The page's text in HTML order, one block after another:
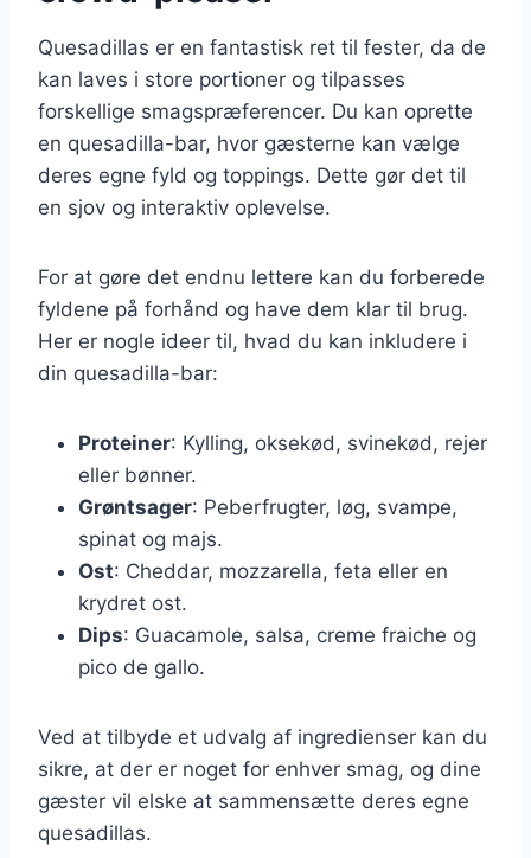
Quesadillas er en fantastisk ret til fester, da de
kan laves i store portioner og tilpasses
forskellige smagspræferencer. Du kan oprette
en quesadilla-bar, hvor gæsterne kan vælge
deres egne fyld og toppings. Dette gør det til
en sjov og interaktiv oplevelse.
For at gøre det endnu lettere kan du forberede
fyldene på forhånd og have dem klar til brug.
Her er nogle ideer til, hvad du kan inkludere i
din quesadilla-bar:
Proteiner: Kylling, oksekød, svinekød, rejer
eller bønner.
Grøntsager: Peberfrugter, løg, svampe,
spinat og majs.
Ost: Cheddar, mozzarella, feta eller en
krydret ost.
Dips: Guacamole, salsa, creme fraiche og
pico de gallo.
Ved at tilbyde et udvalg af ingredienser kan du
sikre, at der er noget for enhver smag, og dine
gæster vil elske at sammensætte deres egne
quesadillas.